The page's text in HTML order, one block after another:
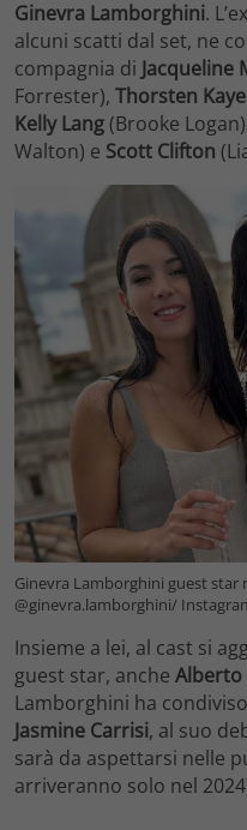
Ginevra Lamborghini.
alcuni scatti dal set, ne
compagnia di Jacqueline
Forrester), Thorsten Kaye
Kelly Lang(Brooke
Walton) e Scott Clifton
Ginevra Lamborghini guest
@ginevra.lamborghini/
Insieme a lei, al cast si
guest star, anche Alberto
Lamborghini ha
Jasmine Carrisi, al suo
sarà da aspettarsi nelle
arriveranno solo nel